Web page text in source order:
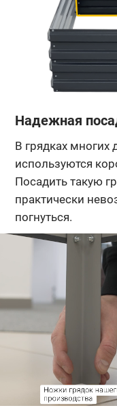
Надежная
В грядках многих
используются
Посадить такую
практически
погнуться.